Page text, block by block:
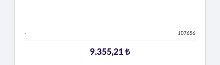
- 107656
9.355,21 ₺